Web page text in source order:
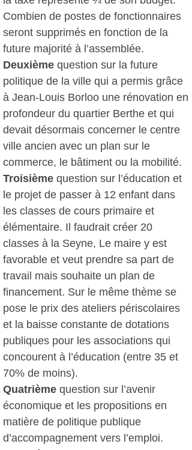
Combien de postes de fonctionnaires
seront supprimés en fonction de la
future majorité à l’assemblée.
Deuxième question sur la future
politique de la ville qui a permis grâce
à Jean-Louis Borloo une rénovation en
profondeur du quartier Berthe et qui
devait désormais concerner le centre
ville ancien avec un plan sur le
commerce, le bâtiment ou la mobilité.
Troisième question sur l’éducation et
le projet de passer à 12 enfant dans
les classes de cours primaire et
élémentaire. Il faudrait créer 20
classes à la Seyne, Le maire y est
favorable et veut prendre sa part de
travail mais souhaite un plan de
financement. Sur le même thème se
pose le prix des ateliers périscolaires
et la baisse constante de dotations
publiques pour les associations qui
concourent à l’éducation (entre 35 et
70% de moins).
Quatrième question sur l’avenir
économique et les propositions en
matière de politique publique
d’accompagnement vers l’emploi.